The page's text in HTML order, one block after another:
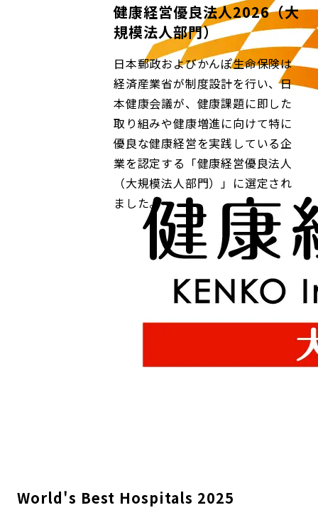
健康経営優良法人2026（大
規模法人部門）
日本郵政およびかんぽ生命保険は
経済産業省が制度設計を行い、日
本健康会議が、健康課題に即した
取り組みや健康増進に向けて特に
優良な健康経営を実践している企
業を認定する「健康経営優良法人
（大規模法人部門）」に選定され
ました。
World's Best Hospitals 2025